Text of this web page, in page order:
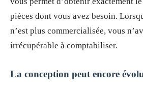
pièces dont vous avez besoin.
n’est plus commercialisée, vous
irrécupérable à comptabiliser.
La conception peut encore